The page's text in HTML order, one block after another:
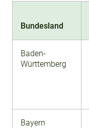
Bundesland
Baden-
Württemberg
Bayern